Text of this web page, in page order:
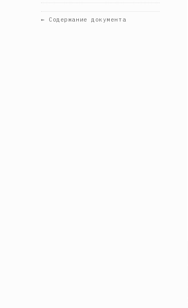
← Содержание документа